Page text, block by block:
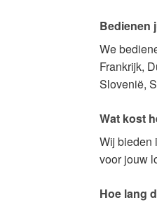
Bedienen
We
Frankrijk,
Slovenië,
Wat kost
Wij bieden
voor jouw
Hoe lang